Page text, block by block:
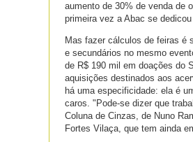
aumento de 30% de venda de
primeira vez a Abac se
Mas fazer cálculos de feiras é
e secundários no mesmo
de R$ 190 mil em doações do
aquisições destinados aos
há uma especificidade: ela é
caros. "Pode-se dizer que
Coluna de Cinzas, de Nuno
Fortes Vilaça, que tem ainda